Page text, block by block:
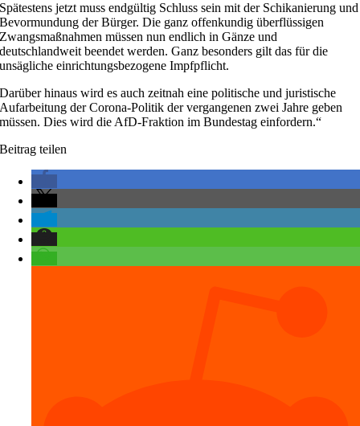
Spätestens jetzt muss endgültig Schluss sein mit der Schikanierung und
Bevormundung der Bürger. Die ganz offenkundig überflüssigen
Zwangsmaßnahmen müssen nun endlich in Gänze und
deutschlandweit beendet werden. Ganz besonders gilt das für die
unsägliche einrichtungsbezogene Impfpflicht.
Darüber hinaus wird es auch zeitnah eine politische und juristische
Aufarbeitung der Corona-Politik der vergangenen zwei Jahre geben
müssen. Dies wird die AfD-Fraktion im Bundestag einfordern.“
Beitrag teilen